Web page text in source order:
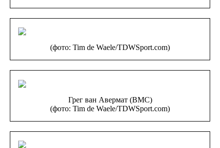
(фото: Tim de Waele/TDWSport.com)
Грег ван Авермат (BMC)
(фото: Tim de Waele/TDWSport.com)